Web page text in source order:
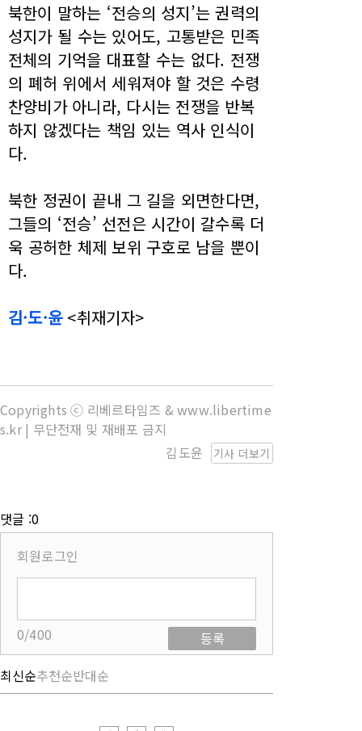
북한이 말하는 ‘전승의 성지’는 권력의
성지가 될 수는 있어도, 고통받은 민족
전체의 기억을 대표할 수는 없다. 전쟁
의 폐허 위에서 세워져야 할 것은 수령
찬양비가 아니라, 다시는 전쟁을 반복
하지 않겠다는 책임 있는 역사 인식이
다.
북한 정권이 끝내 그 길을 외면한다면,
그들의 ‘전승’ 선전은 시간이 갈수록 더
욱 공허한 체제 보위 구호로 남을 뿐이
다.
김·도·윤<취재기자>
Copyrights ⓒ 리베르타임즈 & www.libertime
s.kr | 무단전재 및 재배포 금지
기사 더보기
김도윤
댓글 :0
회원로그인
0/400
등록
최신순추천순반대순